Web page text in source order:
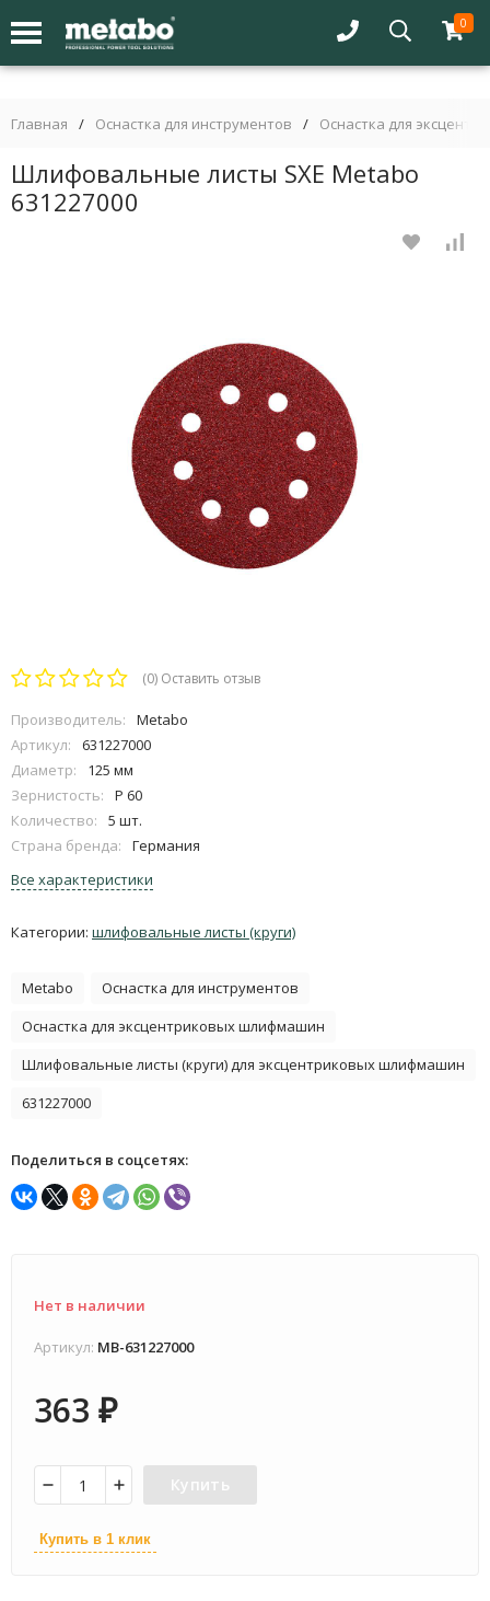
0
Главная / Оснастка для инструментов / Оснастка для
Шлифовальные листы SXE Metabo
631227000
(0) Оставить отзыв
Производитель:
Metabo
Артикул:
631227000
Диаметр:
125 мм
Зернистость:
P 60
Количество:
5 шт.
Страна бренда:
Германия
Все характеристики
Категории: шлифовальные листы (круги)
Metabo
Оснастка для инструментов
Оснастка для эксцентриковых шлифмашин
Шлифовальные листы (круги) для эксцентриковых шлифмашин
631227000
Поделиться в соцсетях:
Нет в наличии
Артикул: MB-631227000
363 ₽
Купить
Купить в 1 клик